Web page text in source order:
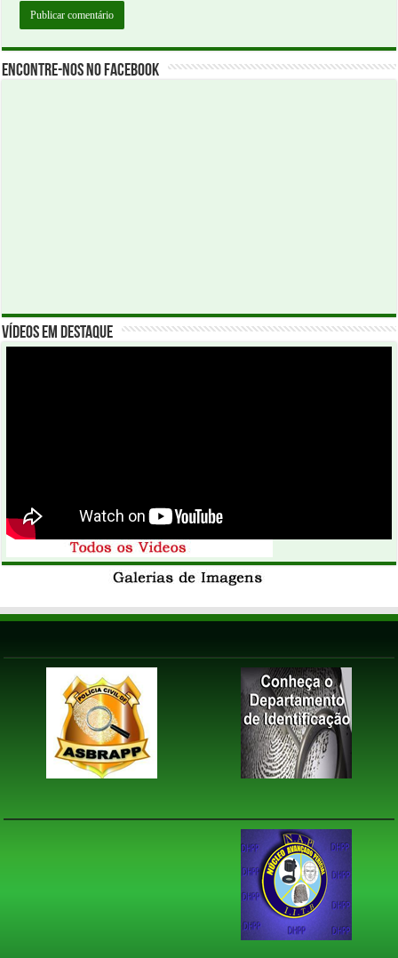
Encontre-nos no Facebook
Vídeos em Destaque